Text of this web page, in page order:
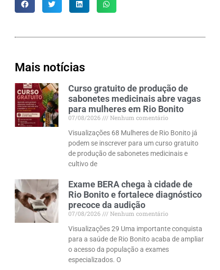
Mais notícias
Curso gratuito de produção de
sabonetes medicinais abre vagas
para mulheres em Rio Bonito
07/08/2026
Nenhum comentário
Visualizações 68 Mulheres de Rio Bonito já
podem se inscrever para um curso gratuito
de produção de sabonetes medicinais e
cultivo de
Exame BERA chega à cidade de
Rio Bonito e fortalece diagnóstico
precoce da audição
07/08/2026
Nenhum comentário
Visualizações 29 Uma importante conquista
para a saúde de Rio Bonito acaba de ampliar
o acesso da população a exames
especializados. O